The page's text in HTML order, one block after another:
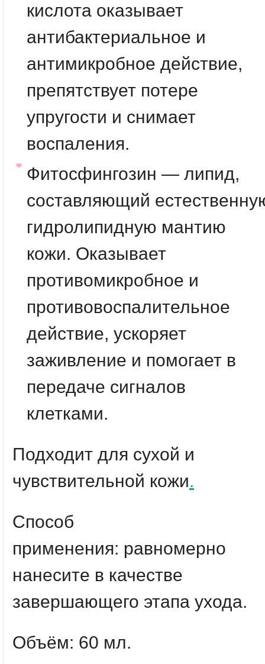
кислота оказывает
антибактериальное и
антимикробное действие,
препятствует потере
упругости и снимает
воспаления.
Фитосфингозин — липид,
составляющий
гидролипидную мантию
кожи. Оказывает
противомикробное и
противовоспалительное
действие, ускоряет
заживление и помогает в
передаче сигналов
клетками.
Подходит для сухой и
чувствительной кожи.
Способ
применения: равномерно
нанесите в качестве
завершающего этапа ухода.
Объём: 60 мл.